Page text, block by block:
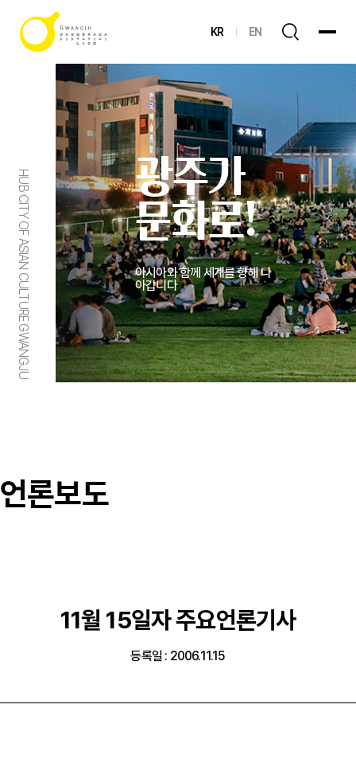
KR EN
HUB CITY OF ASIAN CULTURE GWANGJU
광주가
문화로!
아시아와 함께 세계를 향해 나
아갑니다
언론보도
11월 15일자 주요언론기사
등록일 : 2006.11.15